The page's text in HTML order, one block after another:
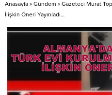
Anasayfa » Gündem » Gazeteci Murat
İlişkin Öneri Yayınladı…